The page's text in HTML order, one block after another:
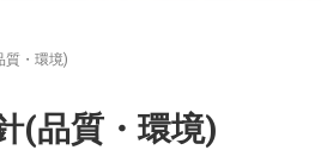
質・環境)
(品質・環境)